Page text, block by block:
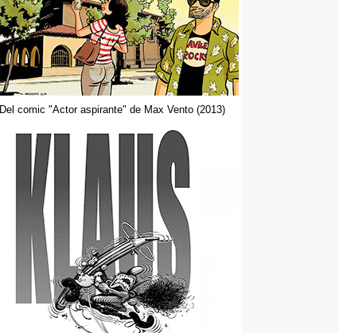
Del comic "Actor aspirante" de Max Vento (2013)